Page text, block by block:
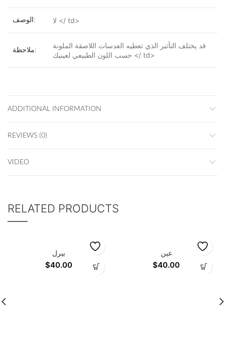
الوصف: لا </ td>
ملاحظة:
قد يختلف التأثير الذي تعطيه العدسات اللاصقة الملونة
حسب اللون الطبيعي لعينيك </ td>
ADDITIONAL INFORMATION
REVIEWS (0)
VIDEO
RELATED PRODUCTS
بيرل
$40.00
عين
$40.00